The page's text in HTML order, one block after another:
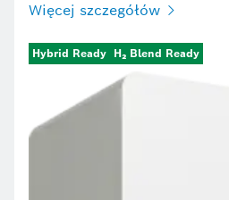
Więcej szczegółów
Hybrid Ready H₂ Blend Ready